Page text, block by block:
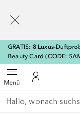
GRATIS: 8 Luxus-
Beauty Card (CODE:
MenüMenü öffnenZu Meinem
Gehe zurück
Suche ausführen